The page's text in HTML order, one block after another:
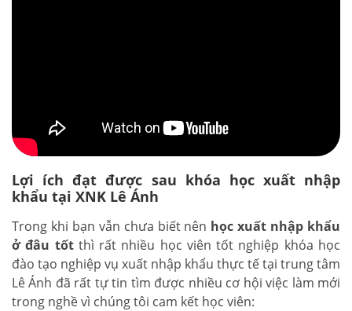
Lợi ích đạt được sau khóa học xuất nhập
khẩu tại XNK Lê Ánh
Trong khi bạn vẫn chưa biết nên học xuất nhập khẩu
ở đâu tốtthì rất nhiều học viên tốt nghiệp khóa học
đào tạo nghiệp vụ xuất nhập khẩu thực tế tại trung tâm
Lê Ánh đã rất tự tin tìm được nhiều cơ hội việc làm mới
trong nghề vì chúng tôi cam kết học viên: